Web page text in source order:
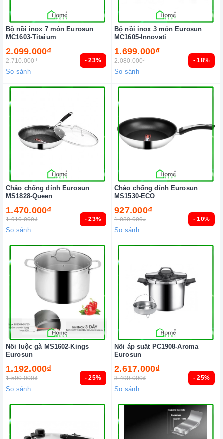
- 23%
Bộ nồi inox 7 món Eurosun
MC1603-Titaium
2.099.000₫
2.710.000₫
So sánh
- 18%
Bộ nồi inox 3 món Eurosun
MC1605-Innovati
1.699.000₫
2.080.000₫
So sánh
- 23%
Chảo chống dính Eurosun
MS1828-Queen
1.470.000₫
1.910.000₫
So sánh
- 10%
Chảo chống dính Eurosun
MS1530-ECO
927.000₫
1.030.000₫
So sánh
- 25%
Nồi luộc gà MS1602-Kings
Eurosun
1.192.000₫
1.590.000₫
So sánh
- 25%
Nồi áp suất PC1908-Aroma
Eurosun
2.617.000₫
3.490.000₫
So sánh